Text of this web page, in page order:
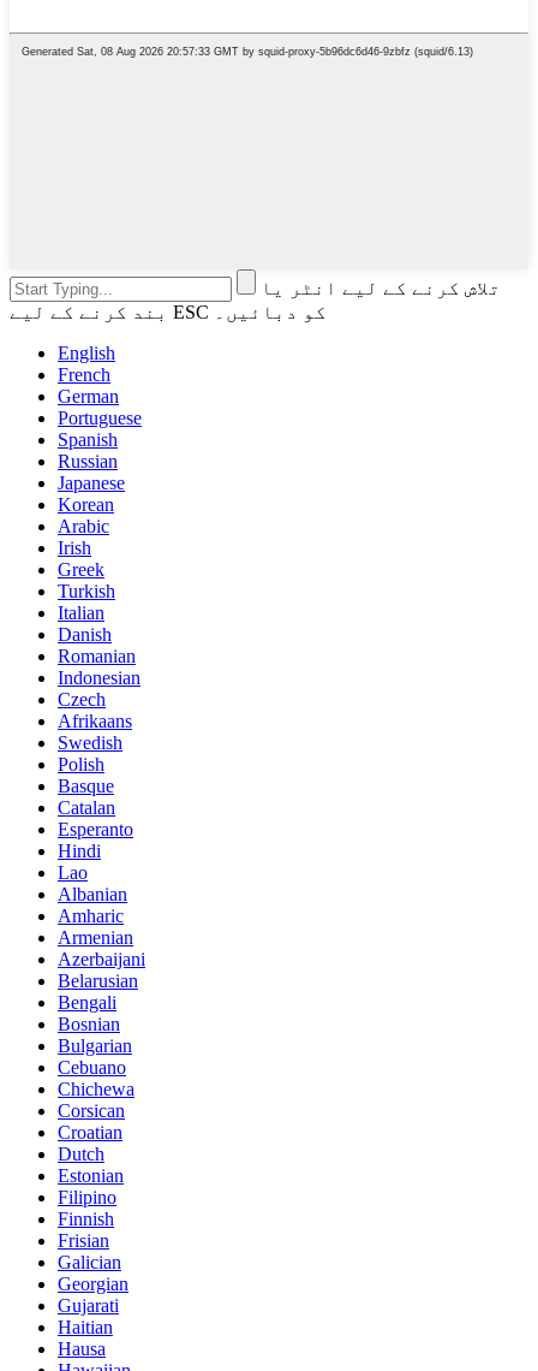
تلاش کرنے کے لیے انٹر یا
بند کرنے کے لیے ESC کو دبائیں۔
English
French
German
Portuguese
Spanish
Russian
Japanese
Korean
Arabic
Irish
Greek
Turkish
Italian
Danish
Romanian
Indonesian
Czech
Afrikaans
Swedish
Polish
Basque
Catalan
Esperanto
Hindi
Lao
Albanian
Amharic
Armenian
Azerbaijani
Belarusian
Bengali
Bosnian
Bulgarian
Cebuano
Chichewa
Corsican
Croatian
Dutch
Estonian
Filipino
Finnish
Frisian
Galician
Georgian
Gujarati
Haitian
Hausa